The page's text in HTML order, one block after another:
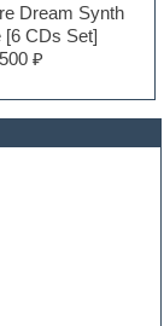
Dream Synth
[6 CDs Set]
500 ₽